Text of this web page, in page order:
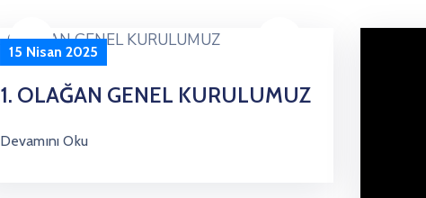
15 Nisan 2025
1. OLAĞAN GENEL KURULUMUZ
Devamını Oku